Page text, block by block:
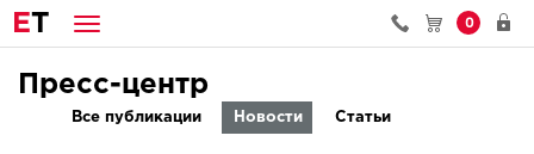
ET 0
Пресс-центр
Все публикации Новости Статьи